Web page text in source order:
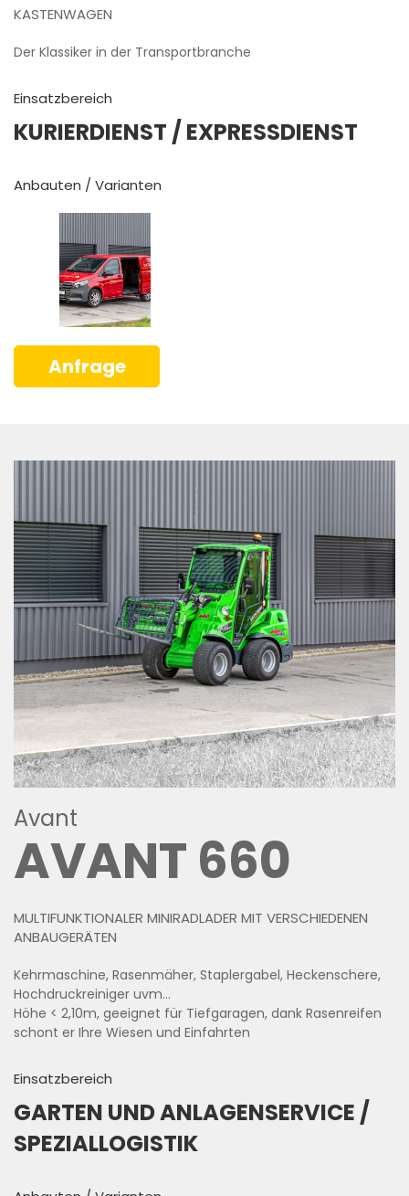
KASTENWAGEN
Der Klassiker in der Transportbranche
Einsatzbereich
KURIERDIENST / EXPRESSDIENST
Anbauten / Varianten
Anfrage
Avant
AVANT 660
MULTIFUNKTIONALER MINIRADLADER MIT VERSCHIEDENEN
ANBAUGERÄTEN
Kehrmaschine, Rasenmäher, Staplergabel, Heckenschere,
Hochdruckreiniger uvm...
Höhe < 2,10m, geeignet für Tiefgaragen, dank Rasenreifen
schont er Ihre Wiesen und Einfahrten
Einsatzbereich
GARTEN UND ANLAGENSERVICE /
SPEZIALLOGISTIK